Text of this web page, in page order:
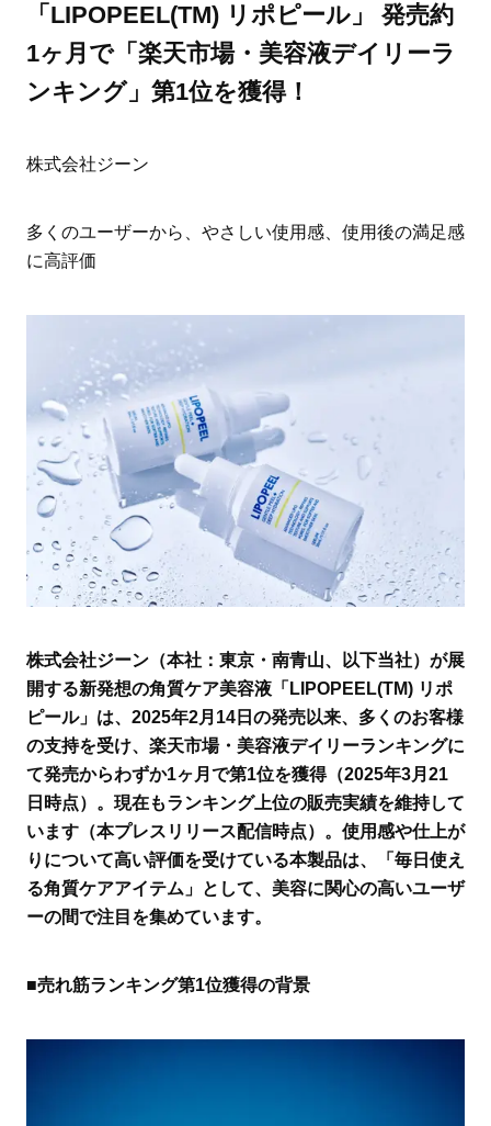
ス学」
タログ
「LIPOPEEL(TM) リポピール」 発売約
1ヶ月で「楽天市場・美容液デイリーラ
ンキング」第1位を獲得！
株式会社ジーン
多くのユーザーから、やさしい使用感、使用後の満足感
に高評価
株式会社ジーン（本社：東京・南青山、以下当社）が展
開する新発想の角質ケア美容液「LIPOPEEL(TM) リポ
ピール」は、2025年2月14日の発売以来、多くのお客様
の支持を受け、楽天市場・美容液デイリーランキングに
て発売からわずか1ヶ月で第1位を獲得（2025年3月21
日時点）。現在もランキング上位の販売実績を維持して
います（本プレスリリース配信時点）。使用感や仕上が
りについて高い評価を受けている本製品は、「毎日使え
る角質ケアアイテム」として、美容に関心の高いユーザ
ーの間で注目を集めています。
■売れ筋ランキング第1位獲得の背景